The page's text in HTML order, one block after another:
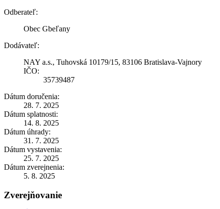
Odberateľ:
Obec Gbeľany
Dodávateľ:
NAY a.s., Tuhovská 10179/15, 83106 Bratislava-Vajnory
IČO:
35739487
Dátum doručenia:
28. 7. 2025
Dátum splatnosti:
14. 8. 2025
Dátum úhrady:
31. 7. 2025
Dátum vystavenia:
25. 7. 2025
Dátum zverejnenia:
5. 8. 2025
Zverejňovanie